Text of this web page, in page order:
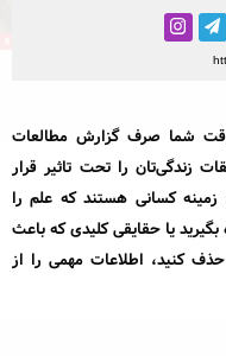
وقت شما صرف گزارش مطالعات
زندگی‌تان را تحت تاثیر قرار
کسانی هستند که علم را
بگیرید یا حقایقی کلیدی که باعث
کنید، اطلاعات مهمی را از